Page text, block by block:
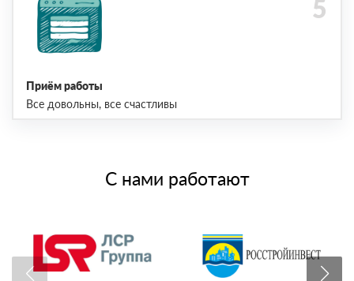
Приём работы
Все довольны, все счастливы
С нами работают